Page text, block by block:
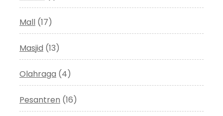
Mall (17)
Masjid (13)
Olahraga (4)
Pesantren (16)